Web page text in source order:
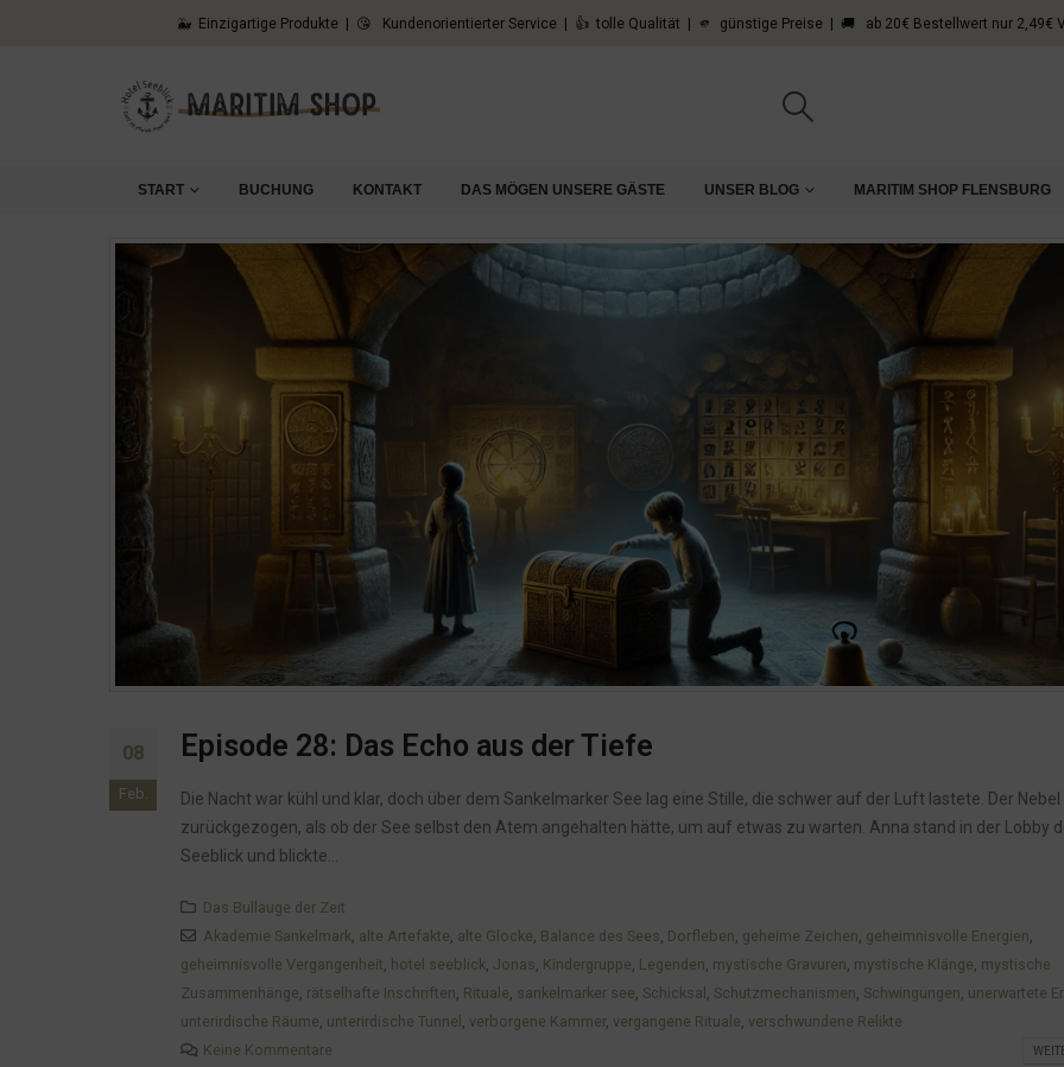
🐳 Einzigartige Produkte | 😘 Kundenorientierter Service | 👍 tolle Qualität | 🫵 günstige Preise | 🚚 ab 20€ Bestellwert nur 2,49€
START BUCHUNG KONTAKT DAS MÖGEN UNSERE GÄSTE UNSER BLOG MARITIM SHOP FLENSBURG
08
Feb.
Episode 28: Das Echo aus der Tiefe
Die Nacht war kühl und klar, doch über dem Sankelmarker See lag eine Stille, die schwer auf der Luft lastete. Der
zurückgezogen, als ob der See selbst den Atem angehalten hätte, um auf etwas zu warten. Anna stand in der Lobby
Seeblick und blickte...
Das Bullauge der Zeit
Akademie Sankelmark, alte Artefakte, alte Glocke, Balance des Sees, Dorfleben, geheime Zeichen, geheimnisvolle Energien,
geheimnisvolle Vergangenheit, hotel seeblick, Jonas, Kindergruppe, Legenden, mystische Gravuren, mystische Klänge, mystische
Zusammenhänge, rätselhafte Inschriften, Rituale, sankelmarker see, Schicksal , Schutzmechanismen, Schwingungen, unerwartete
unterirdische Räume, unterirdische Tunnel , verborgene Kammer, vergangene Rituale, verschwundene Relikte
Keine Kommentare